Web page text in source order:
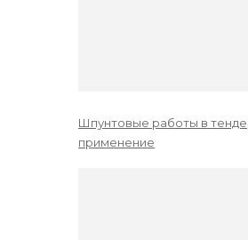
Шпунтовые работы в
применение